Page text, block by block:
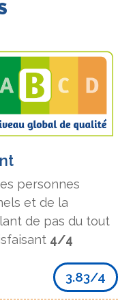
personnes
et de la
de pas du tout
4/4
3.83/4